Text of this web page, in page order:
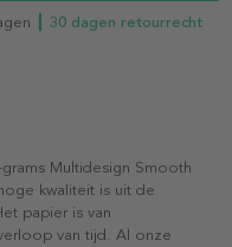
┃ 30 dagen retourrecht
Multidesign Smooth
kwaliteit is uit de
papier is van
van tijd. Al onze